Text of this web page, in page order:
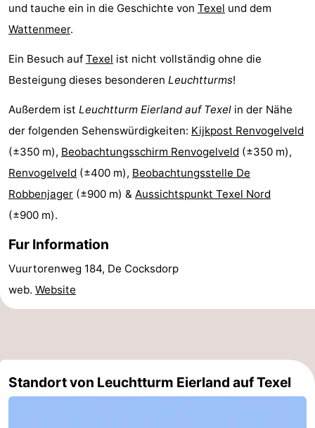
-
Parken
Inselhüpfen
Reisebuchshop
Medizin
Adressen
Region
Watteninseln
Schiermonnikoog
-
Ameland
-
Vlieland
Nordholland
-
und tauche ein in die Geschichte von Texel und dem
Wattenmeer.
Ein Besuch auf Texel ist nicht vollständig ohne die
Besteigung dieses besonderen Leuchtturms!
Außerdem ist Leuchtturm Eierland auf Texel in der Nähe
der folgenden Sehenswürdigkeiten: Kijkpost Renvogelveld
(±350 m), Beobachtungsschirm Renvogelveld (±350 m),
Renvogelveld (±400 m), Beobachtungsstelle De
Robbenjager (±900 m) & Aussichtspunkt Texel Nord
(±900 m).
Fur Information
Vuurtorenweg 184, De Cocksdorp
web. Website
Standort von Leuchtturm Eierland auf Texel